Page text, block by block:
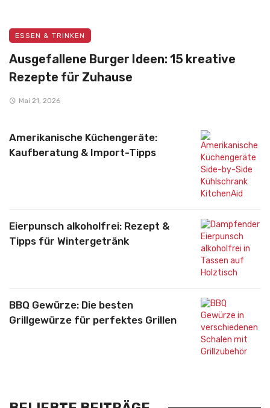
ESSEN & TRINKEN
Ausgefallene Burger Ideen: 15 kreative
Rezepte für Zuhause
Mai 21, 2026
Amerikanische Küchengeräte:
Kaufberatung & Import-Tipps
Eierpunsch alkoholfrei: Rezept &
Tipps für Wintergetränk
BBQ Gewürze: Die besten
Grillgewürze für perfektes Grillen